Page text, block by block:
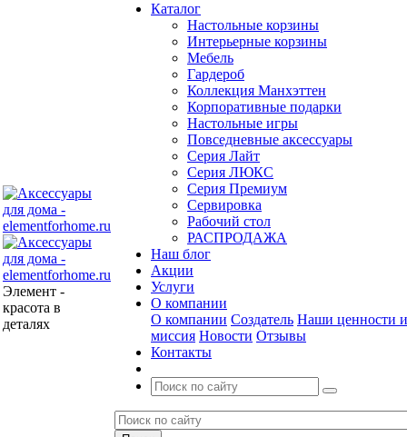
Элемент -
красота в
деталях
Каталог
Настольные корзины
Интерьерные корзины
Мебель
Гардероб
Коллекция Манхэттен
Корпоративные подарки
Настольные игры
Повседневные аксессуары
Серия Лайт
Серия ЛЮКС
Серия Премиум
Сервировка
Рабочий стол
РАСПРОДАЖА
Наш блог
Акции
Услуги
О компании
О компании Создатель Наши ценности и
миссия Новости Отзывы
Контакты